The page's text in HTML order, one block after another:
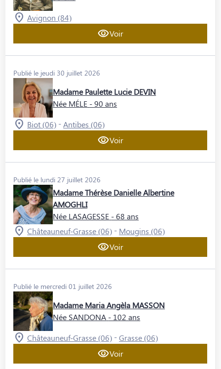
Avignon (84)
Voir
Publié le jeudi 30 juillet 2026
Madame Paulette Lucie DEVIN
Née MÉLE - 90 ans
Biot (06) - Antibes (06)
Voir
Publié le lundi 27 juillet 2026
Madame Thérèse Danielle Albertine
AMOGHLI
Née LASAGESSE - 68 ans
Châteauneuf-Grasse (06) - Mougins (06)
Voir
Publié le mercredi 01 juillet 2026
Madame Maria Angèla MASSON
Née SANDONA - 102 ans
Châteauneuf-Grasse (06) -Grasse (06)
Voir